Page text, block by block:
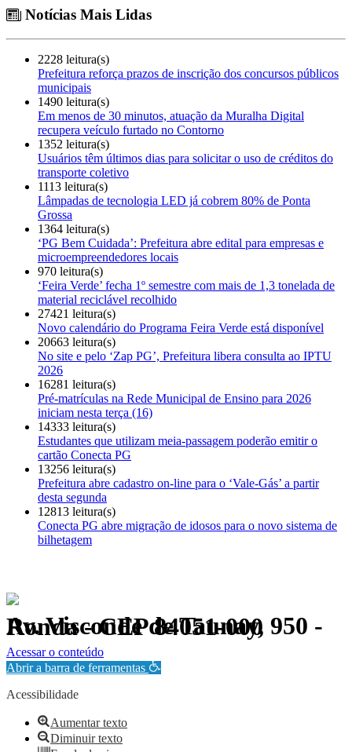
Notícias Mais Lidas
2228 leitura(s)
Prefeitura reforça prazos de inscrição dos concursos públicos
municipais
1490 leitura(s)
Em menos de 30 minutos, atuação da Muralha Digital
recupera veículo furtado no Contorno
1352 leitura(s)
Usuários têm últimos dias para solicitar o uso de créditos do
transporte coletivo
1113 leitura(s)
Lâmpadas de tecnologia LED já cobrem 80% de Ponta
Grossa
1364 leitura(s)
‘PG Bem Cuidada’: Prefeitura abre edital para empresas e
microempreendedores locais
970 leitura(s)
‘Feira Verde’ fecha 1º semestre com mais de 1,3 tonelada de
material reciclável recolhido
27421 leitura(s)
Novo calendário do Programa Feira Verde está disponível
20663 leitura(s)
No site e pelo ‘Zap PG’, Prefeitura libera consulta ao IPTU
2026
16281 leitura(s)
Pré-matrículas na Rede Municipal de Ensino para 2026
iniciam nesta terça (16)
14333 leitura(s)
Estudantes que utilizam meia-passagem poderão emitir o
cartão Conecta PG
13256 leitura(s)
Prefeitura abre cadastro on-line para o ‘Vale-Gás’ a partir
desta segunda
12813 leitura(s)
Conecta PG abre migração de idosos para o novo sistema de
bilhetagem
Av. Visconde de Taunay, 950 - Ronda - CEP 84051-000
Política de Privacidade.
Acessar o conteúdo
Abrir a barra de ferramentas
Acessibilidade
Aumentar texto
Diminuir texto